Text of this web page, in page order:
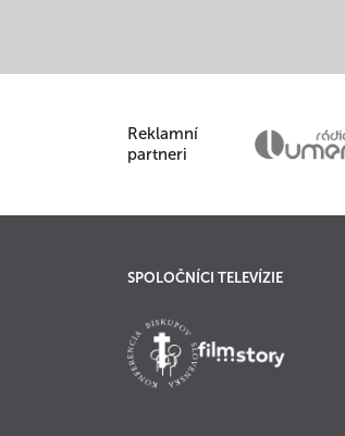
Reklamní
partneri
SPOLOČNÍCI TELEVÍZIE